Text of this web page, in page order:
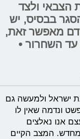
הצבאי ולצד
בבסיס, יש
מאפשר זאת,
השחרור •
ישראל ולמעשה גם
ונדמה שאין לו
אנו נאלצים
מחדש. המצב הקיים